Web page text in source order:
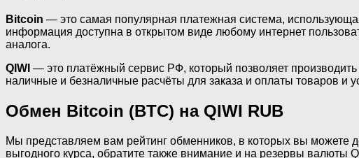
Bitcoin — это самая популярная платежная система,
информация доступна в открытом виде любому интернет
аналога.
QIWI — это платёжный сервис РФ, который позволяет
наличные и безналичные расчёты для заказа и оплаты товаров и
Обмен Bitcoin (BTC) на QIWI RUB
Мы представляем вам рейтинг обменников, в которых вы можете
выгодного курса, обратите также внимание и на резервы